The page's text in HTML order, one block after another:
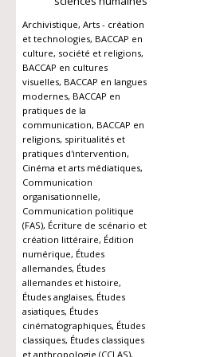
Archivistique, Arts - création
et technologies, BACCAP en
culture, société et religions,
BACCAP en cultures
visuelles, BACCAP en langues
modernes, BACCAP en
pratiques de la
communication, BACCAP en
religions, spiritualités et
pratiques d'intervention,
Cinéma et arts médiatiques,
Communication
organisationnelle,
Communication politique
(FAS), Écriture de scénario et
création littéraire, Édition
numérique, Études
allemandes, Études
allemandes et histoire,
Études anglaises, Études
asiatiques, Études
cinématographiques, Études
classiques, Études classiques
et anthropologie (CCLAS),